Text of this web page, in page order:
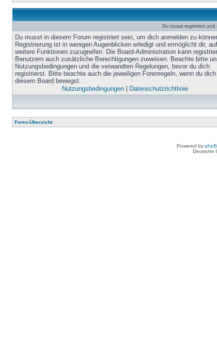
Du musst registriert
Du musst in diesem Forum registriert sein, um dich anmelden zu
Registrierung ist in wenigen Augenblicken erledigt und ermöglicht dir, auf
weitere Funktionen zuzugreifen. Die Board-Administration kann
Benutzern auch zusätzliche Berechtigungen zuweisen. Beachte bitte
Nutzungsbedingungen und die verwandten Regelungen, bevor du dich
registrierst. Bitte beachte auch die jeweiligen Forenregeln, wenn du
diesem Board bewegst.
Nutzungsbedingungen| Datenschutzrichtlinie
Foren-Übersicht
Powered by
Deutsche